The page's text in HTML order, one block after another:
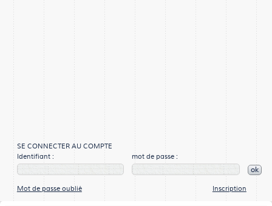
SE CONNECTER AU COMPTE
Identifiant :
mot de passe :
ok
Mot de passe oublié Inscription